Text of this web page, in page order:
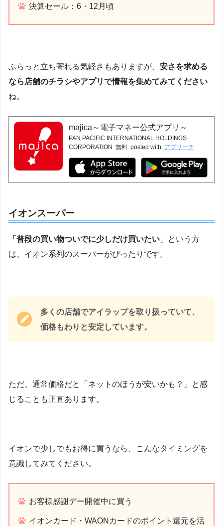
決算セール：6・12月頃
ふらっと立ち寄れる気軽さもありますが、 安さを求める
なら店舗のチラシやアプリで情報を集めてみてください
ね。
majica～電子マネー公式アプリ～
PAN PACIFIC INTERNATIONAL HOLDINGS
CORPORATION 無料 posted with アプリーチ
イオンスーパー
「普段の買い物ついでに少しだけ買いたい 」という方
は、イオン系列のスーパーがぴったりです。
多くの店舗でアイラップを取り扱っていて、
価格もわりと安定しています。
ただ、通常価格だと「ネットのほうが安いかも？」と感
じることも正直あります。
イオンで少しでもお得に買うなら、こんなタイミングを
意識してみてください。
お客様感謝デー開催中に買う
イオンカード・WAONカードのポイント還元を活